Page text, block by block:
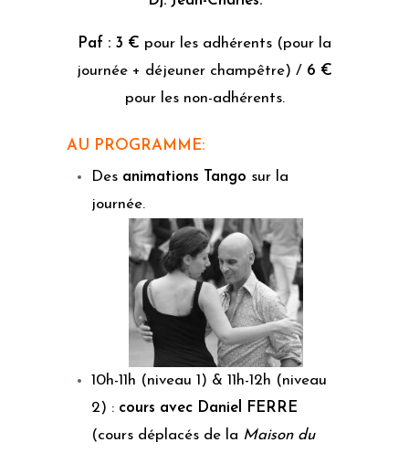
Paf : 3 € pour les adhérents (pour la
journée + déjeuner champêtre) / 6 €
pour les non-adhérents.
AU PROGRAMME:
Des animations Tango sur la
journée.
10h-11h (niveau 1) & 11h-12h (niveau
2) : cours avec Daniel FERRE
(cours déplacés de la Maison du